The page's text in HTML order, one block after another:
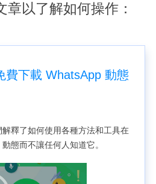
以了解如何操作：
費下載 WhatsApp 動態
釋了如何使用各種方法和工具在
態而不讓任何人知道它。